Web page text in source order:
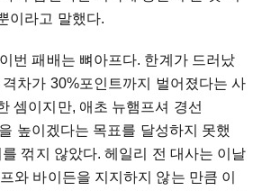
이라고 말했다.
번 패배는 뼈아프다. 한계가 드러났
차가 30%포인트까지 벌어졌다는 사
셈이지만, 애초 뉴햄프셔 경선
높이겠다는 목표를 달성하지 못했
꺾지 않았다. 헤일리 전 대사는 이날
와 바이든을 지지하지 않는 만큼 이